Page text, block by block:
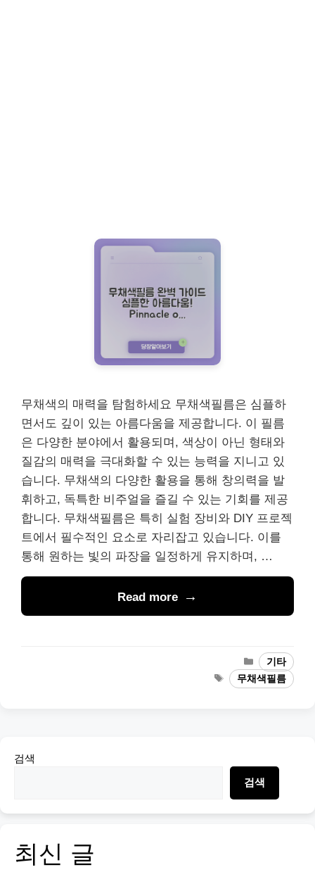
무채색의 매력을 탐험하세요 무채색필름은 심플하
면서도 깊이 있는 아름다움을 제공합니다. 이 필름
은 다양한 분야에서 활용되며, 색상이 아닌 형태와
질감의 매력을 극대화할 수 있는 능력을 지니고 있
습니다. 무채색의 다양한 활용을 통해 창의력을 발
휘하고, 독특한 비주얼을 즐길 수 있는 기회를 제공
합니다. 무채색필름은 특히 실험 장비와 DIY 프로젝
트에서 필수적인 요소로 자리잡고 있습니다. 이를
통해 원하는 빛의 파장을 일정하게 유지하며, …
Read more
Categories
기타
Tags무채색필름
검색
검색
최신 글